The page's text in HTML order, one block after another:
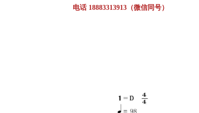
电话 18883313913（微信同号）